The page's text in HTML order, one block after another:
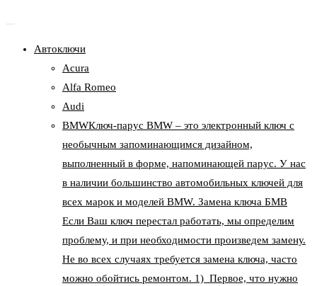
Автоключи
Acura
Alfa Romeo
Audi
BMWКлюч-парус BMW – это электронный ключ с
необычным запоминающимся дизайном,
выполненный в форме, напоминающей парус. У нас
в наличии большинство автомобильных ключей для
всех марок и моделей BMW. Замена ключа БМВ
Если Ваш ключ перестал работать, мы определим
проблему, и при необходимости произведем замену.
Не во всех случаях требуется замена ключа, часто
можно обойтись ремонтом. 1) Первое, что нужно